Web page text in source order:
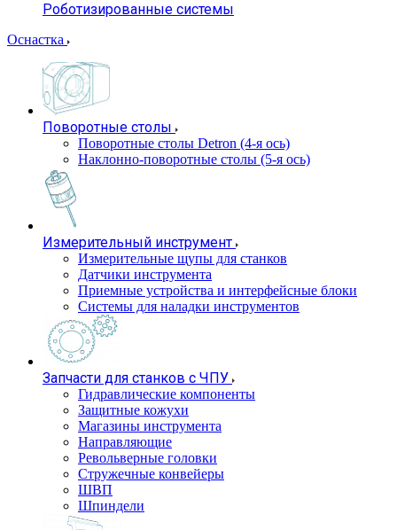
Роботизированные системы
Оснастка
Поворотные столы
Поворотные столы Detron (4-я ось)
Наклонно-поворотные столы (5-я ось)
Измерительный инструмент
Измерительные щупы для станков
Датчики инструмента
Приемные устройства и интерфейсные блоки
Системы для наладки инструментов
Запчасти для станков с ЧПУ
Гидравлические компоненты
Защитные кожухи
Магазины инструмента
Направляющие
Револьверные головки
Стружечные конвейеры
ШВП
Шпиндели